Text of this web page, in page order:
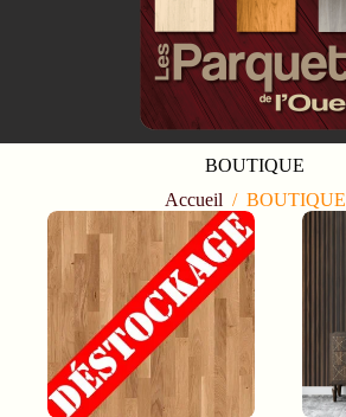
BOUTIQUE
Accueil / BOUTIQUE